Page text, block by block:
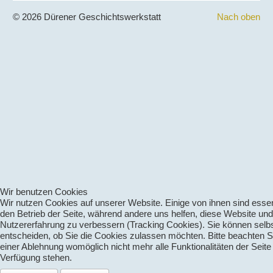
Nach oben
© 2026 Dürener Geschichtswerkstatt
Wir benutzen Cookies
Wir nutzen Cookies auf unserer Website. Einige von ihnen sind
den Betrieb der Seite, während andere uns helfen, diese Website
Nutzererfahrung zu verbessern (Tracking Cookies). Sie können
entscheiden, ob Sie die Cookies zulassen möchten. Bitte beachten
einer Ablehnung womöglich nicht mehr alle Funktionalitäten der
Verfügung stehen.